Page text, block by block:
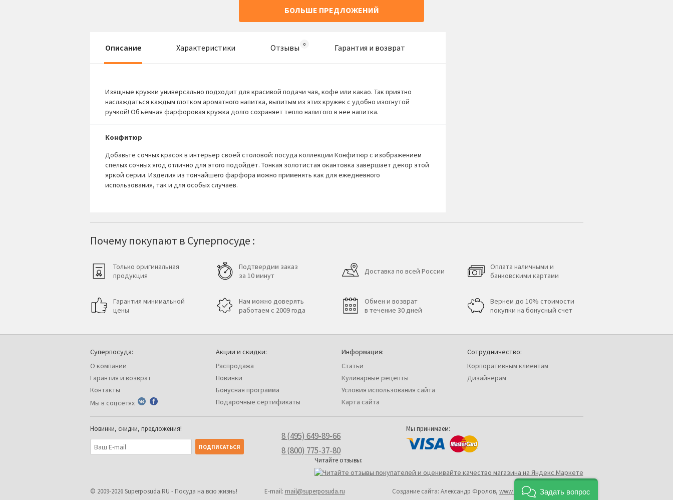
БОЛЬШЕ ПРЕДЛОЖЕНИЙ
Описание Характеристики Отзывы Гарантия и возврат
Изящные кружки универсально подходит для красивой подачи чая, кофе или какао. Так приятно
наслаждаться каждым глотком ароматного напитка, выпитым из этих кружек с удобно изогнутой
ручкой! Объёмная фарфоровая кружка долго сохраняет тепло налитого в нее напитка.
Конфитюр
Добавьте сочных красок в интерьер своей столовой: посуда коллекции Конфитюр с изображением
спелых сочных ягод отлично для этого подойдёт. Тонкая золотистая окантовка завершает декор этой
яркой серии. Изделия из тончайшего фарфора можно применять как для ежедневного
использования, так и для особых случаев.
Почему покупают в Суперпосуде :
Только оригинальная
продукция
Гарантия минимальной
цены
Подтвердим заказ
за 10 минут
Нам можно доверять
работаем с 2009 года
Доставка по всей России
Обмен и возврат
в течение 30 дней
Оплата наличными и
банковскими картами
Вернем до 10% стоимости
покупки на бонусный счет
Суперпосуда:
О компании
Гарантия и возврат
Контакты
Мы в соцсетях
Акции и скидки:
Распродажа
Новинки
Бонусная программа
Подарочные сертификаты
Информация:
Статьи
Кулинарные рецепты
Условия использования сайта
Карта сайта
Сотрудничество:
Корпоративным клиентам
Дизайнерам
Новинки, скидки, предложения!
8 (495) 649-89-66
8 (800) 775-37-80
Мы принимаем:
Читайте отзывы:
© 2009-2026Superposuda.RU - Посуда на всю жизнь! Е-mail: mail@superposuda.ru Создание сайта: Александр Фролов, www.shop2you.ruЗадать вопрос